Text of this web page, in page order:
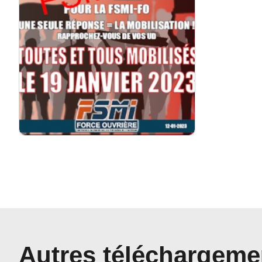
Autres